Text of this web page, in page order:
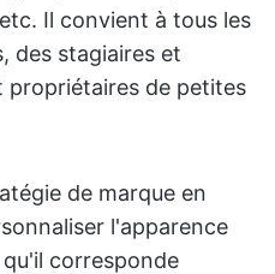
Il convient à tous les
des stagiaires et
propriétaires de petites
de marque en
l'apparence
corresponde